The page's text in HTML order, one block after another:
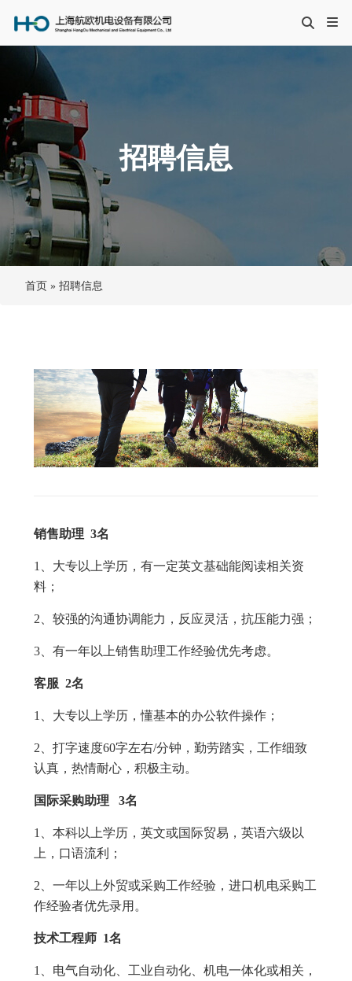
招聘信息
首页» 招聘信息
销售助理 3名
1、大专以上学历，有一定英文基础能阅读相关资
料；
2、较强的沟通协调能力，反应灵活，抗压能力强；
3、有一年以上销售助理工作经验优先考虑。
客服 2名
1、大专以上学历，懂基本的办公软件操作；
2、打字速度60字左右/分钟，勤劳踏实，工作细致
认真，热情耐心，积极主动。
国际采购助理 3名
1、本科以上学历，英文或国际贸易，英语六级以
上，口语流利；
2、一年以上外贸或采购工作经验，进口机电采购工
作经验者优先录用。
技术工程师 1名
1、电气自动化、工业自动化、机电一体化或相关，